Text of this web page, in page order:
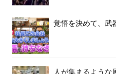
覚悟を決めて、武
人が集まるような